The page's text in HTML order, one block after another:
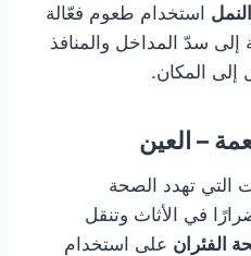
استخدام طعوم فعّالة
إلى سدّ المداخل والمنافذ
إلى المكان.
– العين
التي تهدد الصحة
في الأثاث وتنقل
الفئران على استخدام